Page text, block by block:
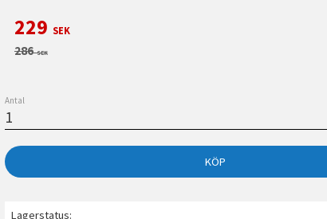
Nedsatt pris:
229 SEK
Ordinarie pris:
286SEK
Antal
KÖP
Lagerstatus